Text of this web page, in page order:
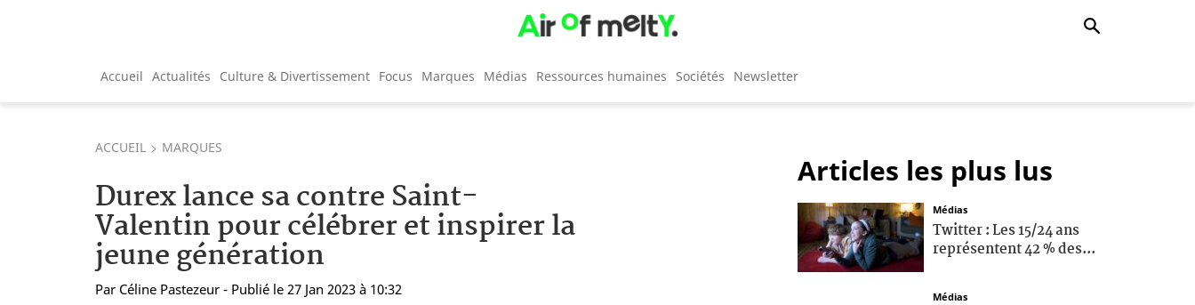
Accueil Actualités Culture & Divertissement Focus Marques Médias Ressources humaines Sociétés Newsletter
ACCUEIL MARQUES
Durex lance sa contre Saint-
Valentin pour célébrer et inspirer la
jeune génération
Par Céline Pastezeur - Publié le 27 Jan 2023 à 10:32
Articles les plus lus
Médias
Twitter : Les 15/24 ans
représentent 42 % des...
Médias